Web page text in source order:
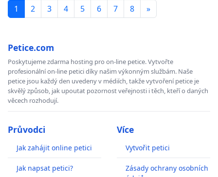
1 2 3 4 5 6 7 8 »
Petice.com
Poskytujeme zdarma hosting pro on-line petice. Vytvořte
profesionální on-line petici díky našim výkonným službám. Naše
petice jsou každý den uvedeny v médiích, takže vytvoření petice je
skvělý způsob, jak upoutat pozornost veřejnosti i těch, kteří o daných
věcech rozhodují.
Průvodci
Jak zahájit online petici
Jak napsat petici?
Více
Vytvořit petici
Zásady ochrany osobních